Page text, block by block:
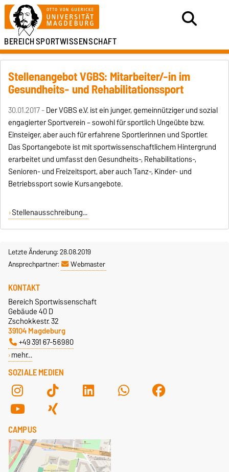
BEREICHSPORTWISSENSCHAFT
Stellenangebot VGBS: Mitarbeiter/-in im
Gesundheits- und Rehabilitationssport
30.01.2017 -Der VGBS e.V. ist ein junger, gemeinnütziger und sozial
engagierter Sportverein – sowohl für sportlich Ungeübte bzw.
Einsteiger, aber auch für erfahrene Sportlerinnen und Sportler.
Das Sportangebote ist mit sportwissenschaftlichem Hintergrund
erarbeitet und umfasst den Gesundheits-, Rehabilitations-,
Senioren- und Freizeitsport, aber auch Tanz-, Kinder- und
Betriebssport sowie Kursangebote.
Stellenausschreibung...
Letzte Änderung: 28.08.2019
Ansprechpartner:
Webmaster
SOZIALE MEDIEN
KONTAKT
Bereich Sportwissenschaft
Gebäude 40 D
Zschokkestr. 32
39104 Magdeburg
+49 391 67-56980
mehr…
CAMPUS